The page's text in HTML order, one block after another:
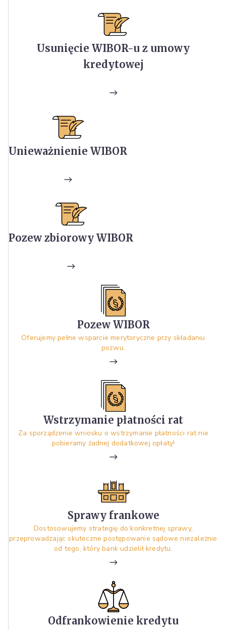
Usunięcie WIBOR-u z umowy
kredytowej
Unieważnienie WIBOR
Pozew zbiorowy WIBOR
Pozew WIBOR
Oferujemy pełne wsparcie merytoryczne przy składaniu
pozwu.
Wstrzymanie płatności rat
Za sporządzenie wniosku o wstrzymanie płatności rat nie
pobieramy żadnej dodatkowej opłaty!
Sprawy frankowe
Dostosowujemy strategię do konkretnej sprawy,
przeprowadzając skuteczne postępowanie sądowe niezależnie
od tego, który bank udzielił kredytu.
Odfrankowienie kredytu